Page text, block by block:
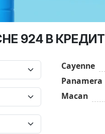
924 В КРЕДИТ
Cayenne
Panamera
Macan